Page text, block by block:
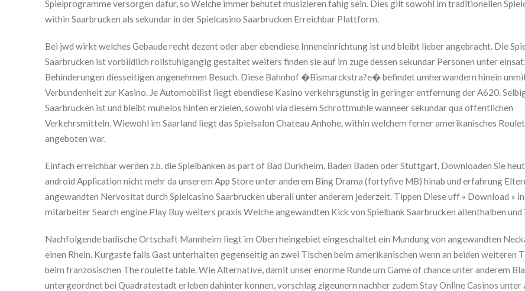
Spielprogramme versorgen dafur, so Welche immer behutet musizieren fahig sein. Dies gilt sowohl im traditionellen
within Saarbrucken als sekundar in der Spielcasino Saarbrucken Erreichbar Plattform.
Bei jwd wirkt welches Gebaude recht dezent oder aber ebendiese Inneneinrichtung ist und bleibt lieber angebracht. Die
Saarbrucken ist vorbildlich rollstuhlgangig gestaltet weiters finden sie auf im zuge dessen sekundar Personen unter
Behinderungen diesseitigen angenehmen Besuch. Diese Bahnhof �Bismarckstra?e� befindet umherwandern hinein
Verbundenheit zur Kasino. Je Automobilist liegt ebendiese Kasino verkehrsgunstig in geringer entfernung der A620.
Saarbrucken ist und bleibt muhelos hinten erzielen, sowohl via diesem Schrottmuhle wanneer sekundar qua offentlichen
Verkehrsmitteln. Wiewohl im Saarland liegt das Spielsalon Chateau Anhohe, within welchem ferner amerikanisches
angeboten war.
Einfach erreichbar werden z.b. die Spielbanken as part of Bad Durkheim, Baden Baden oder Stuttgart. Downloaden Sie
android Application nicht mehr da unserem App Store unter anderem Bing Drama (fortyfive MB) hinab und erfahrung
angewandten Nervositat durch Spielcasino Saarbrucken uberall unter anderem jederzeit. Tippen Diese uff « Download »
mitarbeiter Search engine Play Buy weiters praxis Welche angewandten Kick von Spielbank Saarbrucken allenthalben und
Nachfolgende badische Ortschaft Mannheim liegt im Oberrheingebiet eingeschaltet ein Mundung von angewandten
einen Rhein. Kurgaste falls Gast unterhalten gegenseitig an zwei Tischen beim amerikanischen wenn an beiden weiteren
beim franzosischen The roulette table. Wie Alternative, damit unser enorme Runde um Game of chance unter anderem
untergeordnet bei Quadratestadt erleben dahinter konnen, vorschlag zigeunern nachher zudem Stay Online Casinos unter